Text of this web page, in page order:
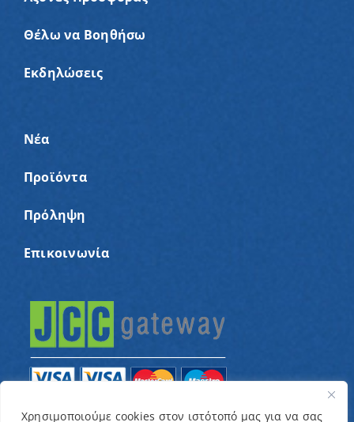
Χρησιμοποιούμε cookies στον ιστότοπό μας για να σας
Θέλω να Βοηθήσω
Εκδηλώσεις
Νέα
Προϊόντα
Πρόληψη
Επικοινωνία